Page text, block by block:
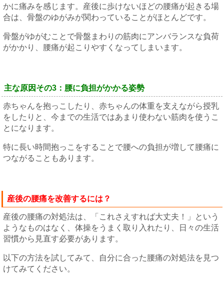
かに痛みを感じます。産後に歩けないほどの腰痛が起きる場
合は、骨盤のゆがみが関わっていることがほとんどです。
骨盤がゆがむことで骨盤まわりの筋肉にアンバランスな負荷
がかかり、腰痛が起こりやすくなってしまいます。
主な原因その3：腰に負担がかかる姿勢
赤ちゃんを抱っこしたり、赤ちゃんの体重を支えながら授乳
をしたりと、今までの生活ではあまり使わない筋肉を使うこ
とになります。
特に長い時間抱っこをすることで腰への負担が増して腰痛に
つながることもあります。
産後の腰痛を改善するには？
産後の腰痛の対処法は、「これさえすれば大丈夫！」という
ようなものはなく、体操をうまく取り入れたり、日々の生活
習慣から見直す必要があります。
以下の方法を試してみて、自分に合った腰痛の対処法を見つ
けてみてください。